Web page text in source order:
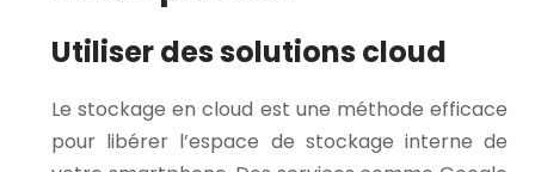
Utiliser des solutions cloud
Le stockage en cloud est une méthode efficace
pour libérer l’espace de stockage interne de